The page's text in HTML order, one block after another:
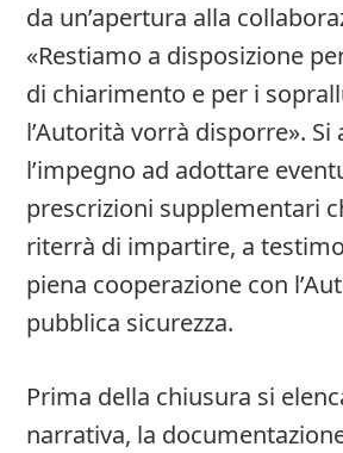
da un’apertura alla
«Restiamo a disposizione
di chiarimento e per i
l’Autorità vorrà disporre». Si
l’impegno ad adottare
prescrizioni supplementari
riterrà di impartire, a
piena cooperazione con
pubblica sicurezza.
Prima della chiusura si
narrativa, la